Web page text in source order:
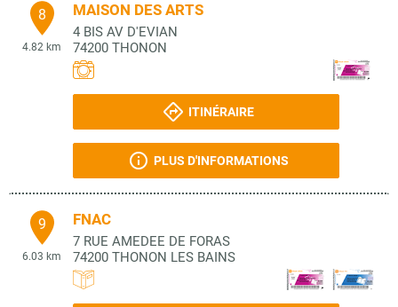
8
4.82 km
MAISON DES ARTS
4 BIS AV D'EVIAN
74200 THONON
ITINÉRAIRE
PLUS D'INFORMATIONS
9
6.03 km
FNAC
7 RUE AMEDEE DE FORAS
74200 THONON LES BAINS